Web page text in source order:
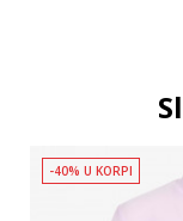
-40% U KORPI